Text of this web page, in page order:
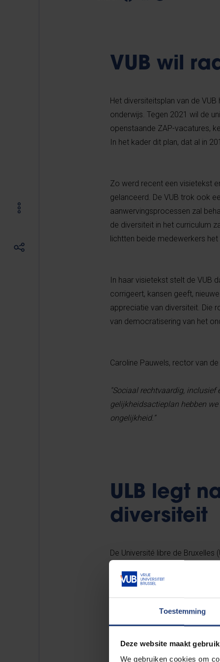
Toestemming
Deze website maakt
We gebruiken cookies om
VUB wil
Het diversiteitsplan van de
onderwijs. Tegen 2021 wil de
openstaande ZAP-vacatures,
In het kader dit plan, dat al in
Zo werd recent een visietekst
gelanceerd. De VUB trok ook
aanwervingsprocessen zal
de diversiteit in het curriculum
lichtten beide medewerkers
In haar visietekst stelt de VUB
corrigeert, kansen geeft,
appreciatie van diversiteit. Die
van democratisering van het
Caroline Pauwels, rector van
"Sociaal rechtvaardig, inclusief
gelijkheidsactieplan hebben
ongelijkheid.”
ULB legt
diversiteit
De Université libre de
bestaande acties
inventarisatie gemaakt van